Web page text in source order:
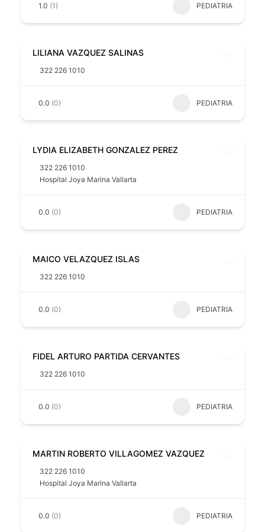
1.0 (1) PEDIATRIA
LILIANA VAZQUEZ SALINAS
322 226 1010
0.0 (0) PEDIATRIA
LYDIA ELIZABETH GONZALEZ PEREZ
322 226 1010
Hospital Joya Marina Vallarta
0.0 (0) PEDIATRIA
MAICO VELAZQUEZ ISLAS
322 226 1010
0.0 (0) PEDIATRIA
FIDEL ARTURO PARTIDA CERVANTES
322 226 1010
0.0 (0) PEDIATRIA
MARTIN ROBERTO VILLAGOMEZ VAZQUEZ
322 226 1010
Hospital Joya Marina Vallarta
0.0 (0) PEDIATRIA